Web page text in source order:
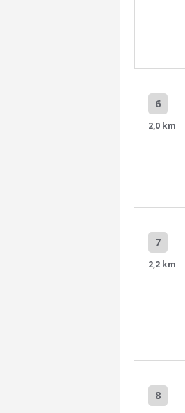
6
2,0 km
7
2,2 km
8